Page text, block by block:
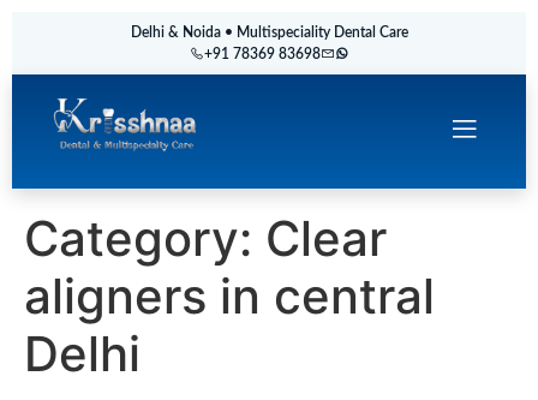
Delhi & Noida • Multispeciality Dental Care
+91 78369 83698
Category: Clear
aligners in central
Delhi